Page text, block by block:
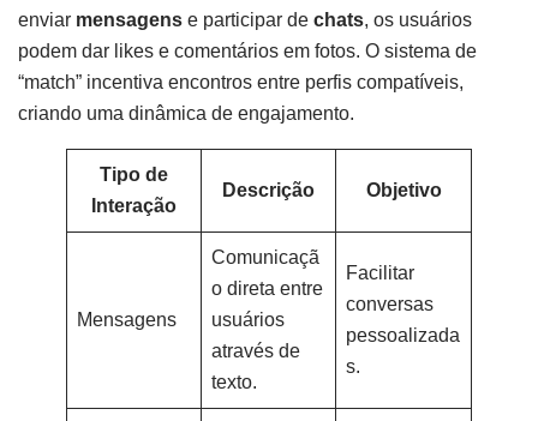
enviar mensagens e participar de chats, os usuários
podem dar likes e comentários em fotos. O sistema de
“match” incentiva encontros entre perfis compatíveis,
criando uma dinâmica de engajamento.
Tipo de
Interação
Descrição Objetivo
Mensagens
Comunicaçã
o direta entre
usuários
através de
texto.
Facilitar
conversas
pessoalizada
s.